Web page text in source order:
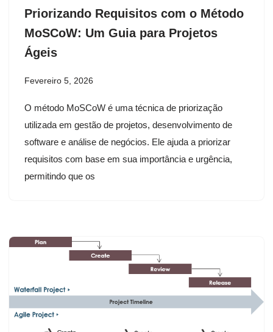
Priorizando Requisitos com o Método
MoSCoW: Um Guia para Projetos
Ágeis
Fevereiro 5, 2026
O método MoSCoW é uma técnica de priorização
utilizada em gestão de projetos, desenvolvimento de
software e análise de negócios. Ele ajuda a priorizar
requisitos com base em sua importância e urgência,
permitindo que os